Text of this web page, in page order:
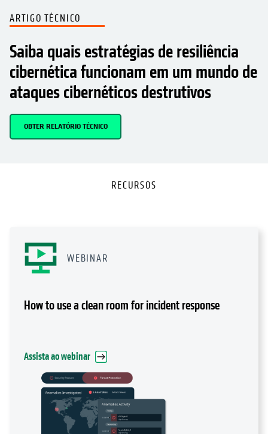
ARTIGO TÉCNICO
Saiba quais estratégias de resiliência
cibernética funcionam em um mundo de
ataques cibernéticos destrutivos
OBTER RELATÓRIO TÉCNICO
RECURSOS
WEBINAR
How to use a clean room for incident response
Assista ao webinar